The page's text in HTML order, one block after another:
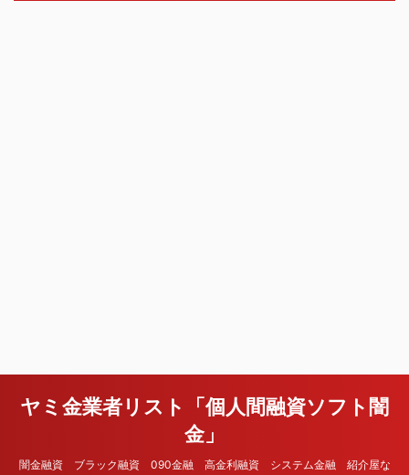
ヤミ金業者リスト「個人間融資ソフト闇
金」
闇金融資 ブラック融資 090金融 高金利融資 システム金融 紹介屋な